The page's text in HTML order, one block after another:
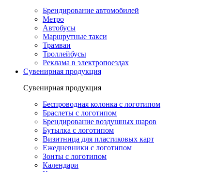
Брендирование автомобилей
Метро
Автобусы
Маршрутные такси
Трамваи
Троллейбусы
Реклама в электропоездах
Сувенирная продукция
Сувенирная продукция
Беспроводная колонка с логотипом
Браслеты с логотипом
Брендирование воздушных шаров
Бутылка с логотипом
Визитница для пластиковых карт
Ежедневники с логотипом
Зонты с логотипом
Календари